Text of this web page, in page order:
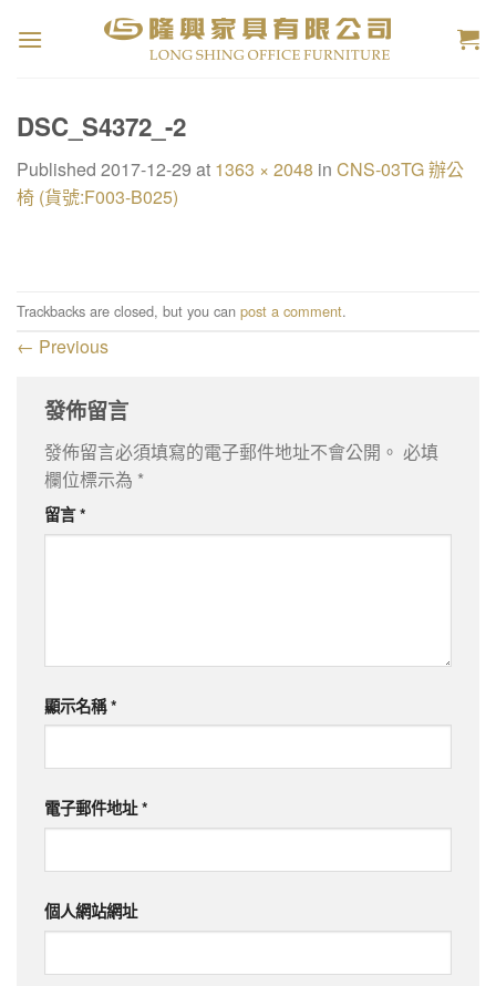
DSC_S4372_-2
Published 2017-12-29 at 1363 × 2048 in CNS-03TG 辦公
椅 (貨號:F003-B025)
Trackbacks are closed, but you can post a comment.
← Previous
發佈留言
發佈留言必須填寫的電子郵件地址不會公開。 必填
欄位標示為 *
留言*
顯示名稱*
電子郵件地址*
個人網站網址